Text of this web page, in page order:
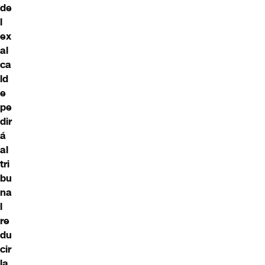
de
l
ex
al
ca
ld
e
pe
dir
á
al
tri
bu
na
l
re
du
cir